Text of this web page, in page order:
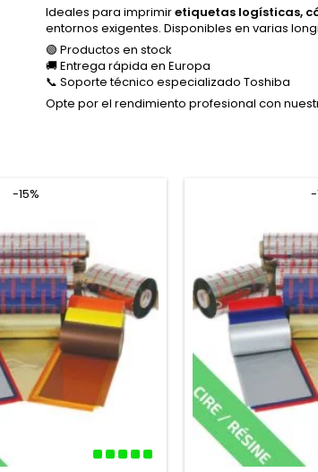
Ideales para imprimiretiquetas logísticas,
entornos exigentes. Disponibles en varias
🟢 Productos en stock
🚚 Entrega rápida en Europa
📞 Soporte técnico especializado Toshiba
Opte por el rendimiento profesional con
-15% -